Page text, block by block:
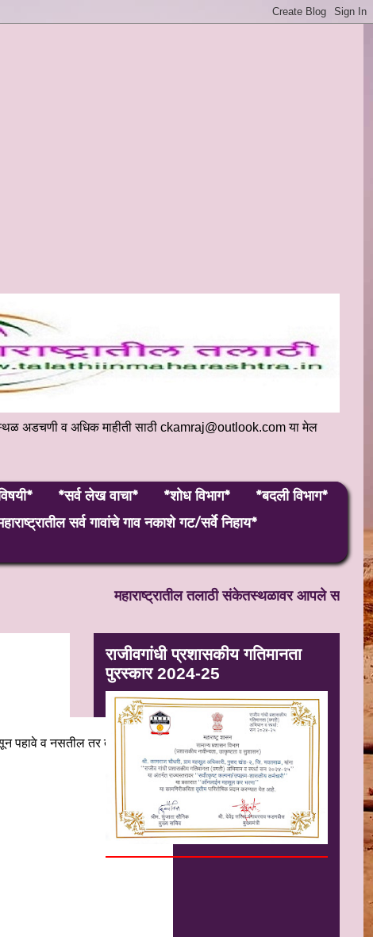
अडचणी व अधिक माहीती साठी ckamraj@outlook.com या मेल
*सर्व लेख वाचा* *शोध विभाग*
*बदली विभाग*
सर्व गावांचे गाव नकाशे गट/सर्वे निहाय*
महाराष्ट्रातील तलाठी संकेतस्थळावर आपले सहर्ष
पहावे व नसतील तर तशा नोंदी घेऊन
राजीवगांधी प्रशासकीय गतिमानता
पुरस्कार 2024-25